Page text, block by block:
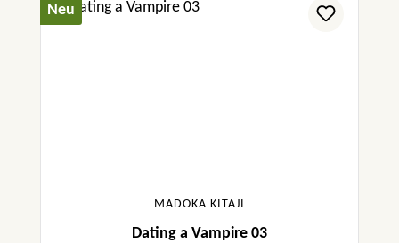
Neu
MADOKA KITAJI
Dating a Vampire 03